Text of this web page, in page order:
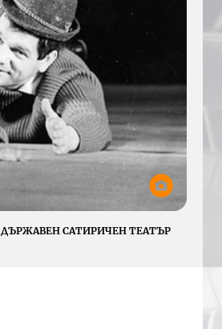
ДЪРЖАВЕН САТИРИЧЕН ТЕАТЪР